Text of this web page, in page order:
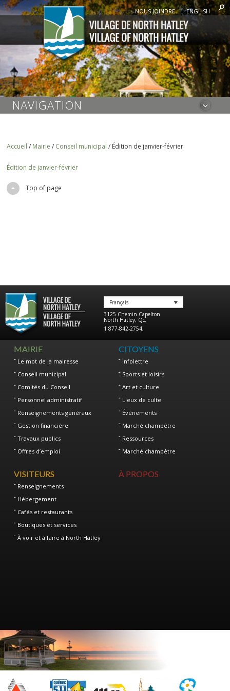
NOUS JOINDRE ENGLISH
NAVIGATION
Accueil / Mairie / Conseil municipal / Édition de janvier-février
Édition de janvier-février
Top of page
Français
3125 Chemin Capelton
North Hatley, Qc,
1 877-842-2754,
MAIRIE
Le mot de la mairesse
Conseil municipal
Comités du Conseil
Personnel administratif
Renseignements généraux
Gestion financière
Travaux publics
Offres d’emploi
CITOYENS
Infolettre
Sports et loisirs
Art et culture
Lieux de culte
Événements
Marché champêtre
Ressources
Marché champêtre
VISITEURS
Renseignements
Hébergement
Cafés et restaurants
Boutiques et services
À voir et à faire à North Hatley
À PROPOS